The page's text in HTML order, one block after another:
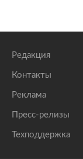
Редакция
Контакты
Реклама
Пресс-релизы
Техподдержка